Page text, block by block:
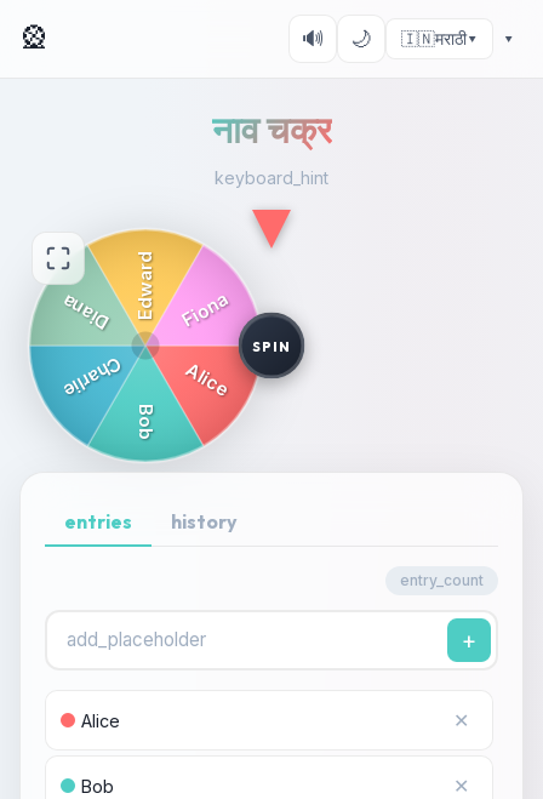
🎡 🔊 🌙 🇮🇳मराठी▾ ▾
नाव चक्र
keyboard_hint
SPIN
entries history
entry_count
+
Alice ✕
Bob ✕